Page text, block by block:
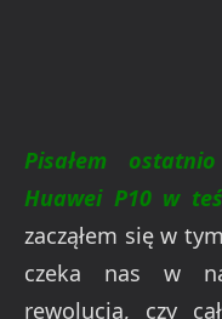
Pisałem
Huawei P10 w
zacząłem się w
czeka nas w
rewolucja, czy